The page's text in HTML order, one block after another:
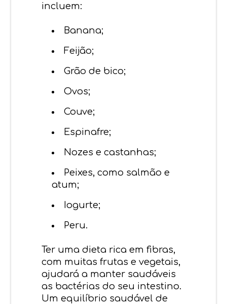
incluem:
Banana;
Feijão;
Grão de bico;
Ovos;
Couve;
Espinafre;
Nozes e castanhas;
Peixes, como salmão e
atum;
Iogurte;
Peru.
Ter uma dieta rica em fibras,
com muitas frutas e vegetais,
ajudará a manter saudáveis
as bactérias do seu intestino.
Um equilíbrio saudável de